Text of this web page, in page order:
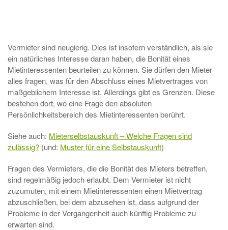
Vermieter sind neugierig. Dies ist insofern verständlich, als sie
ein natürliches Interesse daran haben, die Bonität eines
Mietinteressenten beurteilen zu können. Sie dürfen den Mieter
alles fragen, was für den Abschluss eines Mietvertrages von
maßgeblichem Interesse ist. Allerdings gibt es Grenzen. Diese
bestehen dort, wo eine Frage den absoluten
Persönlichkeitsbereich des Mietinteressenten berührt.
Siehe auch: Mieterselbstauskunft – Welche Fragen sind
zulässig? (und: Muster für eine Selbstauskunft)
Fragen des Vermieters, die die Bonität des Mieters betreffen,
sind regelmäßig jedoch erlaubt. Dem Vermieter ist nicht
zuzumuten, mit einem Mietinteressenten einen Mietvertrag
abzuschließen, bei dem abzusehen ist, dass aufgrund der
Probleme in der Vergangenheit auch künftig Probleme zu
erwarten sind.